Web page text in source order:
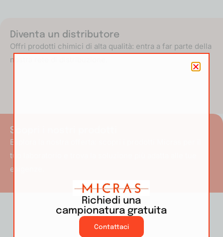
Diventa un distributore
Offri prodotti chimici di alta qualità: entra a far parte della
nostra rete di distribuzione.
Scopri i nostri prodotti
Esplora la nostra offerta: scopri i prodotti Micras per il
tuo laboratorio e trova la soluzione più adatta alle tue
esigenze.
Richiedi una
campionatura gratuita
Contattaci